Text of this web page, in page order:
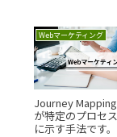
Webマーケティング
Journey
が特定のプロセ
に示す手法です